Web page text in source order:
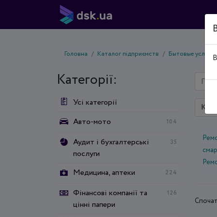
Головна Каталог підприємств Бытовые услуги
Категорії:
Усі категорії
Авто-мото
104
Аудит і бухгалтерські
послуги
35
Медицина, аптеки 224
Фінансові компанії та
цінні папери
126